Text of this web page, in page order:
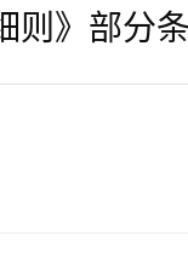
》部分